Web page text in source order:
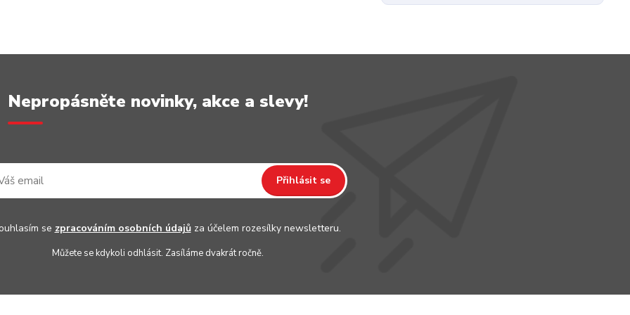
Nepropásněte novinky, akce a slevy!
Přihlásit se
se zpracováním osobních údajůza účelem rozesílky newsletteru.
Můžete se kdykoli odhlásit. Zasíláme dvakrát ročně.